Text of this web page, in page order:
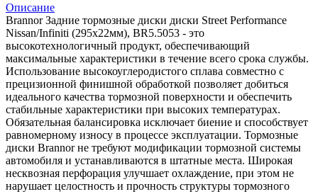
Описание
Brannor Задние тормозные диски диски Street Performance
Nissan/Infiniti (295x22мм), BR5.5053 - это
высокотехнологичный продукт, обеспечивающий
максимальные характеристики в течение всего срока службы.
Использование высокоуглеродистого сплава совместно с
прецизионной финишной обработкой позволяет добиться
идеального качества тормозной поверхности и обеспечить
стабильные характеристики при высоких температурах.
Обязательная балансировка исключает биение и способствует
равномерному износу в процессе эксплуатации. Тормозные
диски Brannor не требуют модификации тормозной системы
автомобиля и устанавливаются в штатные места. Широкая
несквозная перфорация улучшает охлаждение, при этом не
нарушает целостность и прочность структуры тормозного